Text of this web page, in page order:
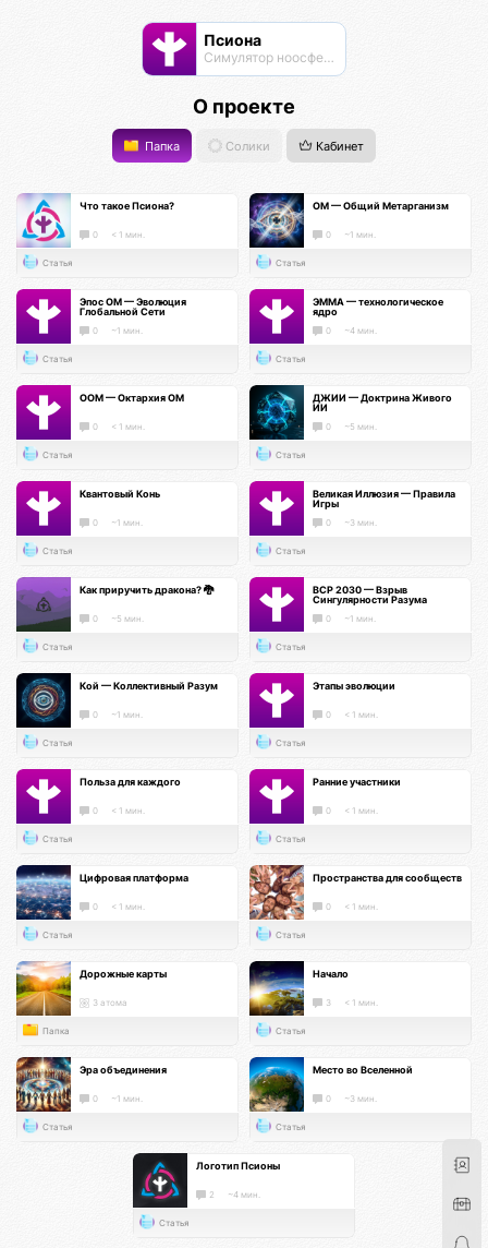
Псиона
Cимулятор ноосферы
О проекте
Папка Солики Кабинет
Что такое Псиона?
0 < 1 мин.
Статья
ОМ — Общий Метарганизм
0 ~1 мин.
Статья
Эпос ОМ — Эволюция
Глобальной Сети
0 ~1 мин.
Статья
ЭММА — технологическое
ядро
0 ~4 мин.
Статья
ООМ — Октархия ОМ
0 < 1 мин.
Статья
ДЖИИ — Доктрина Живого
ИИ
0 ~5 мин.
Статья
Квантовый Конь
0 ~1 мин.
Статья
Великая Иллюзия — Правила
Игры
0 ~3 мин.
Статья
Как приручить дракона? 🐉
0 ~5 мин.
Статья
ВСР 2030 — Взрыв
Сингулярности Разума
0 ~1 мин.
Статья
Кой — Коллективный Разум
0 ~1 мин.
Статья
Этапы эволюции
0 < 1 мин.
Статья
Польза для каждого
0 < 1 мин.
Статья
Ранние участники
0 < 1 мин.
Статья
Цифровая платформа
0 < 1 мин.
Статья
Пространства для сообществ
0 < 1 мин.
Статья
Дорожные карты
3 атома
Папка
Начало
3 < 1 мин.
Статья
Эра объединения
0 ~1 мин.
Статья
Место во Вселенной
0 ~3 мин.
Статья
Логотип Псионы
2 ~4 мин.
Статья